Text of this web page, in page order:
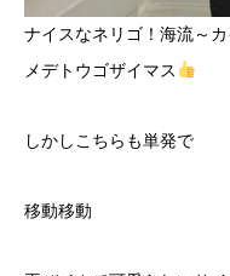
ナイスなネリゴ！海流～
メデトウゴザイマス
しかしこちらも単発で
移動移動